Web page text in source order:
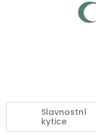
Slavnostní
kytice